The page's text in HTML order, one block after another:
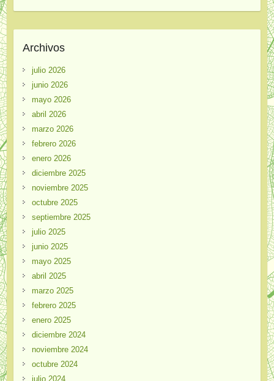
Archivos
julio 2026
junio 2026
mayo 2026
abril 2026
marzo 2026
febrero 2026
enero 2026
diciembre 2025
noviembre 2025
octubre 2025
septiembre 2025
julio 2025
junio 2025
mayo 2025
abril 2025
marzo 2025
febrero 2025
enero 2025
diciembre 2024
noviembre 2024
octubre 2024
julio 2024